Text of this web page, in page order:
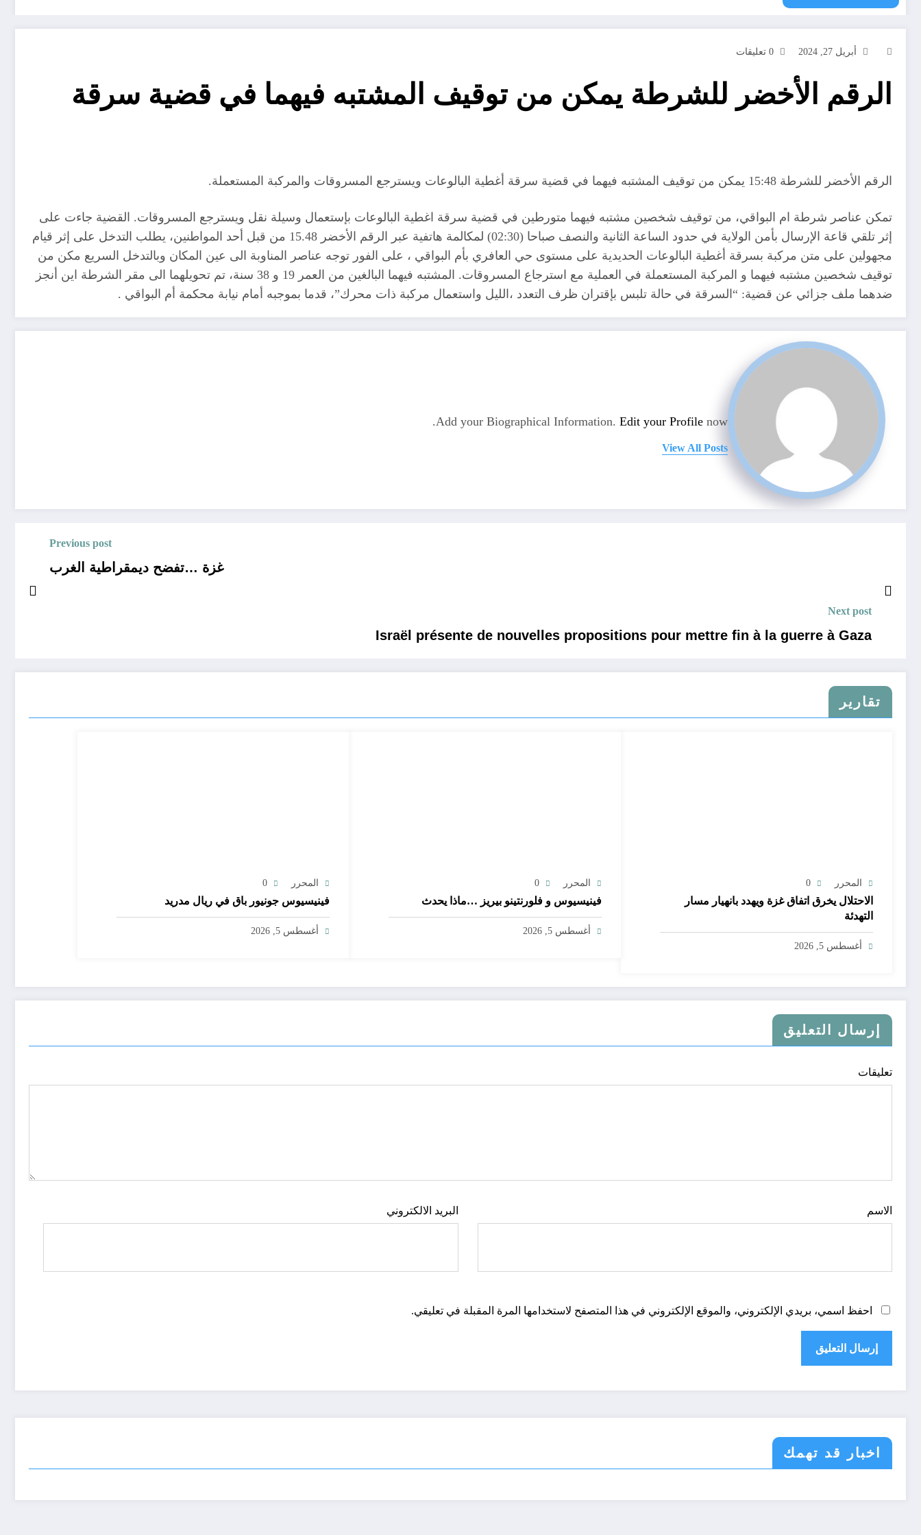
أبريل 27, 2024 0 تعليقات
الرقم الأخضر للشرطة يمكن من توقيف المشتبه فيهما في قضية سرقة
الرقم الأخضر للشرطة 15:48 يمكن من توقيف المشتبه فيهما في قضية سرقة أغطية البالوعات ويسترجع المسروقات والمركبة المستعملة.
تمكن عناصر شرطة ام البواقي، من توقيف شخصين مشتبه فيهما متورطين في قضية سرقة اغطية البالوعات بإستعمال وسيلة نقل ويسترجع المسروقات. القضية جاءت على
إثر تلقي قاعة الإرسال بأمن الولاية في حدود الساعة الثانية والنصف صباحا (02:30) لمكالمة هاتفية عبر الرقم الأخضر 15.48 من قبل أحد المواطنين، يطلب التدخل على إثر قيام
مجهولين على متن مركبة بسرقة أغطية البالوعات الحديدية على مستوى حي العافري بأم البواقي ، على الفور توجه عناصر المناوبة الى عين المكان وبالتدخل السريع مكن من
توقيف شخصين مشتبه فيهما و المركبة المستعملة في العملية مع استرجاع المسروقات. المشتبه فيهما البالغين من العمر 19 و 38 سنة، تم تحويلهما الى مقر الشرطة اين أنجز
ضدهما ملف جزائي عن قضية: “السرقة في حالة تلبس بإقتران ظرف التعدد ،الليل واستعمال مركبة ذات محرك”، قدما بموجبه أمام نيابة محكمة أم البواقي .
Add your Biographical Information. Edit your Profile now.
View All Posts
Previous post
غزة …تفضح ديمقراطية الغرب
Next post
Israël présente de nouvelles propositions pour mettre fin à la guerre à Gaza
تقارير
المحرر 0
الاحتلال يخرق اتفاق غزة ويهدد بانهيار مسار
التهدئة
أغسطس 5, 2026
المحرر 0
فينيسيوس و فلورنتينو بيريز …ماذا يحدث
أغسطس 5, 2026
المحرر 0
فينيسيوس جونيور باق في ريال مدريد
أغسطس 5, 2026
إرسال التعليق
تعليقات
الاسم البريد الالكتروني
احفظ اسمي، بريدي الإلكتروني، والموقع الإلكتروني في هذا المتصفح لاستخدامها المرة المقبلة في تعليقي.
اخبار قد تهمك